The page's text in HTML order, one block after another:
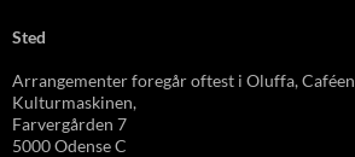
Sted
Arrangementer foregår oftest i Oluffa, Caféen
Kulturmaskinen,
Farvergården 7
5000 Odense C